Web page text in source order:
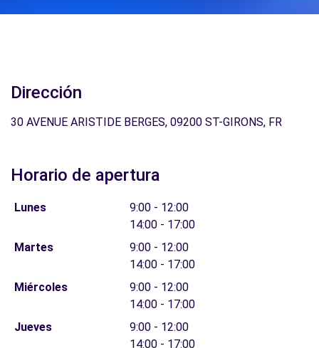
Dirección
30 AVENUE ARISTIDE BERGES, 09200 ST-GIRONS, FR
Horario de apertura
Lunes
9:00 - 12:00
14:00 - 17:00
Martes
9:00 - 12:00
14:00 - 17:00
Miércoles
9:00 - 12:00
14:00 - 17:00
Jueves
9:00 - 12:00
14:00 - 17:00